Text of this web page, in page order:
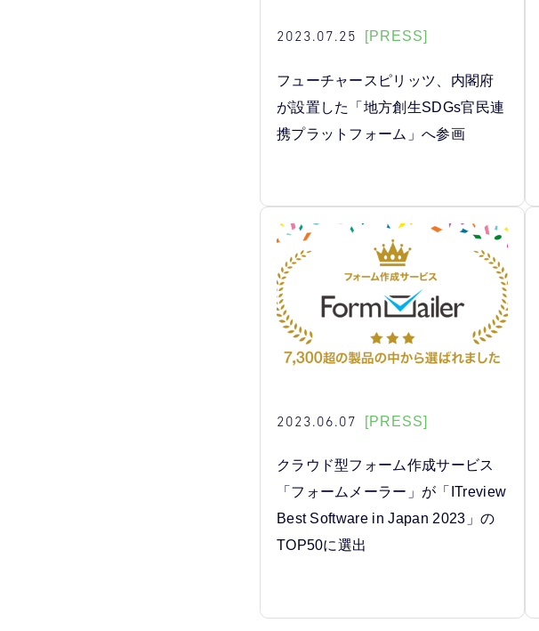
2023.07.25 [PRESS]
フューチャースピリッツ、内閣府
が設置した「地方創生SDGs官民連
携プラットフォーム」へ参画
2023.06.07 [PRESS]
クラウド型フォーム作成サービス
「フォームメーラー」が「ITreview
Best Software in Japan 2023」の
TOP50に選出